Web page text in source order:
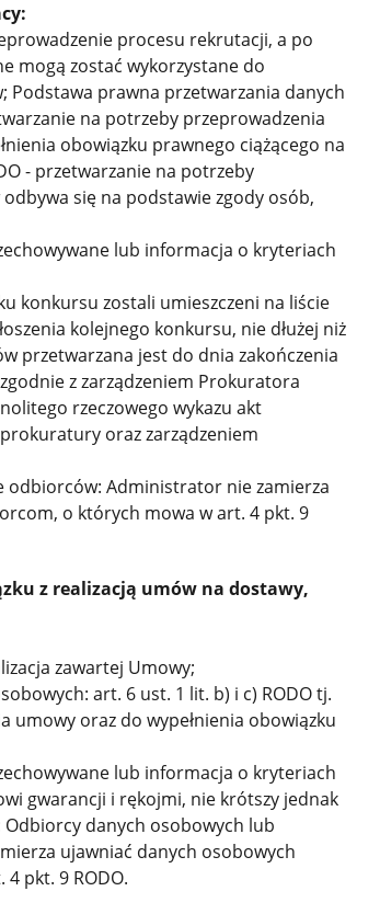
procesu rekrutacji, a po
mogą zostać wykorzystane do
Podstawa prawna przetwarzania danych
na potrzeby przeprowadzenia
obowiązku prawnego ciążącego na
- przetwarzanie na potrzeby
się na podstawie zgody osób,
lub informacja o kryteriach
konkursu zostali umieszczeni na liście
kolejnego konkursu, nie dłużej niż
przetwarzana jest do dnia zakończenia
z zarządzeniem Prokuratora
rzeczowego wykazu akt
oraz zarządzeniem
Administrator nie zamierza
o których mowa w art. 4 pkt. 9
z realizacją umów na dostawy,
zawartej Umowy;
art. 6 ust. 1 lit. b) i c) RODO tj.
umowy oraz do wypełnienia obowiązku
lub informacja o kryteriach
gwarancji i rękojmi, nie krótszy jednak
danych osobowych lub
ujawniać danych osobowych
pkt. 9 RODO.